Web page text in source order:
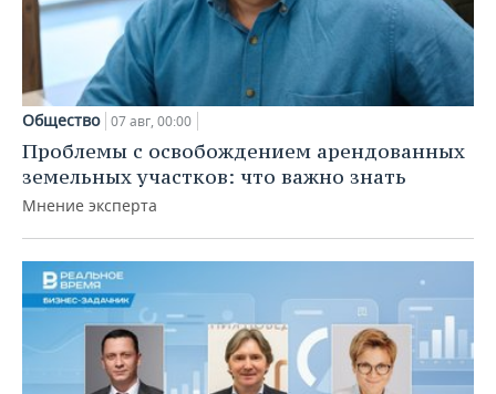
Общество 07 авг, 00:00
Проблемы с освобождением арендованных
земельных участков: что важно знать
Мнение эксперта